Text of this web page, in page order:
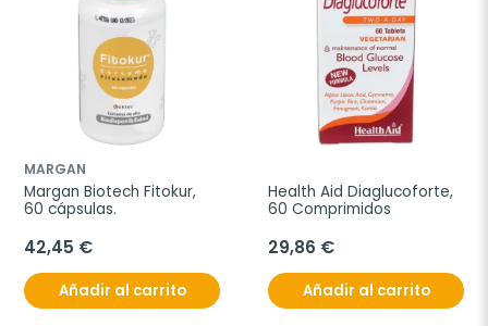
MARGAN
Margan Biotech Fitokur,
60 cápsulas.
42,45 €
Añadir al carrito
Health Aid Diaglucoforte,
60 Comprimidos
29,86 €
Añadir al carrito